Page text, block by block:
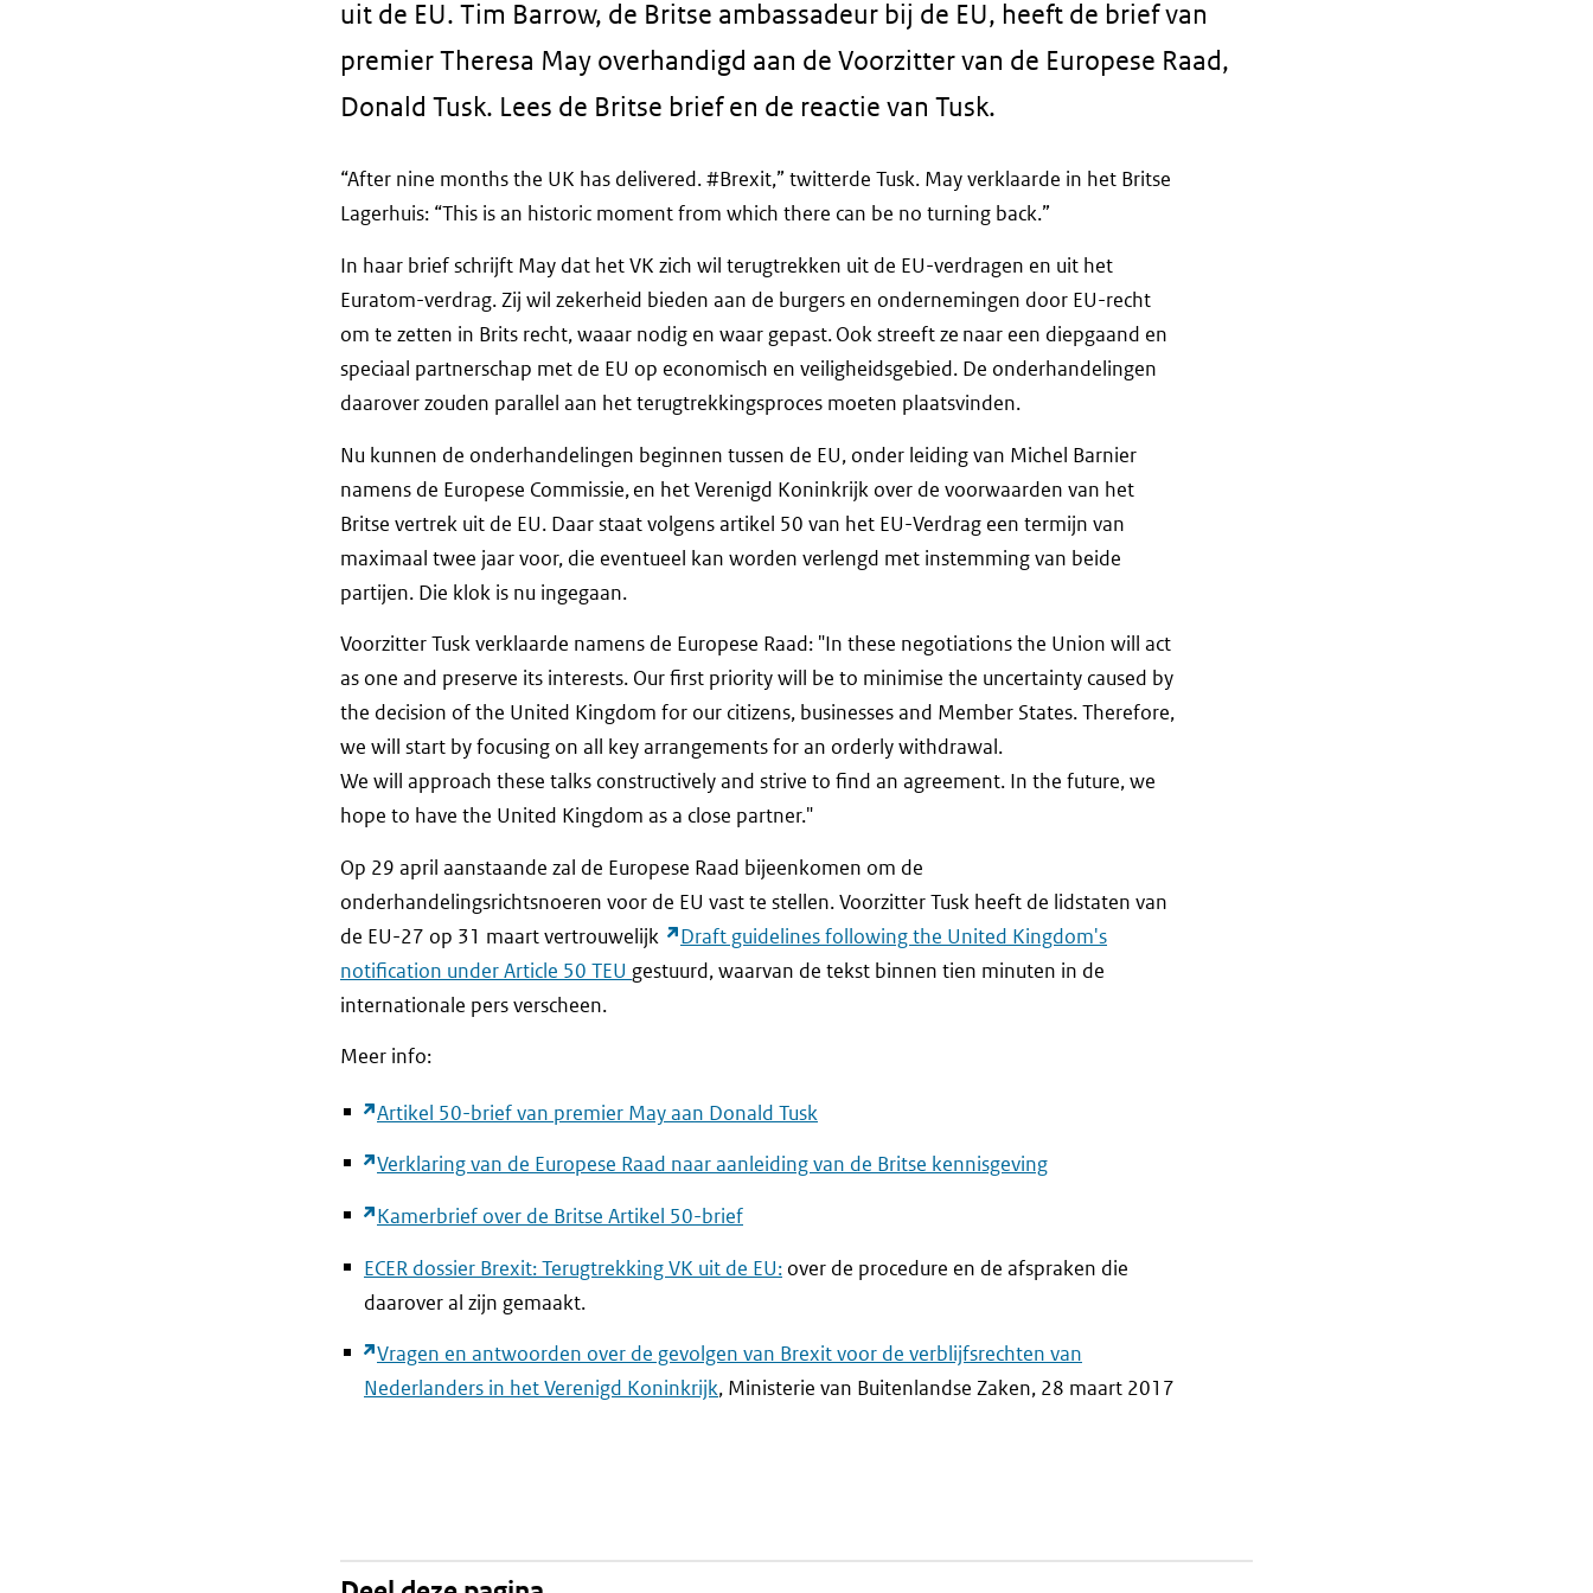
uit de EU. Tim Barrow, de Britse ambassadeur bij de EU, heeft de brief van
premier Theresa May overhandigd aan de Voorzitter van de Europese Raad,
Donald Tusk. Lees de Britse brief en de reactie van Tusk.
“After nine months the UK has delivered. #Brexit,” twitterde Tusk. May verklaarde in het Britse
Lagerhuis: “This is an historic moment from which there can be no turning back.”
In haar brief schrijft May dat het VK zich wil terugtrekken uit de EU-verdragen en uit het
Euratom-verdrag. Zij wil zekerheid bieden aan de burgers en ondernemingen door EU-recht
om te zetten in Brits recht, waaar nodig en waar gepast. Ook streeft ze naar een diepgaand en
speciaal partnerschap met de EU op economisch en veiligheidsgebied. De onderhandelingen
daarover zouden parallel aan het terugtrekkingsproces moeten plaatsvinden.
Nu kunnen de onderhandelingen beginnen tussen de EU, onder leiding van Michel Barnier
namens de Europese Commissie, en het Verenigd Koninkrijk over de voorwaarden van het
Britse vertrek uit de EU. Daar staat volgens artikel 50 van het EU-Verdrag een termijn van
maximaal twee jaar voor, die eventueel kan worden verlengd met instemming van beide
partijen. Die klok is nu ingegaan.
Voorzitter Tusk verklaarde namens de Europese Raad: "In these negotiations the Union will act
as one and preserve its interests. Our first priority will be to minimise the uncertainty caused by
the decision of the United Kingdom for our citizens, businesses and Member States. Therefore,
we will start by focusing on all key arrangements for an orderly withdrawal.
We will approach these talks constructively and strive to find an agreement. In the future, we
hope to have the United Kingdom as a close partner."
Op 29 april aanstaande zal de Europese Raad bijeenkomen om de
onderhandelingsrichtsnoeren voor de EU vast te stellen. Voorzitter Tusk heeft de lidstaten van
de EU-27 op 31 maart vertrouwelijk
Draft guidelines following the United Kingdom's
notification under Article 50 TEU gestuurd, waarvan de tekst binnen tien minuten in de
internationale pers verscheen.
Meer info:
Artikel 50-brief van premier May aan Donald Tusk
Verklaring van de Europese Raad naar aanleiding van de Britse kennisgeving
Kamerbrief over de Britse Artikel 50-brief
ECER dossier Brexit: Terugtrekking VK uit de EU: over de procedure en de afspraken die
daarover al zijn gemaakt.
Vragen en antwoorden over de gevolgen van Brexit voor de verblijfsrechten van
Nederlanders in het Verenigd Koninkrijk, Ministerie van Buitenlandse Zaken, 28 maart 2017